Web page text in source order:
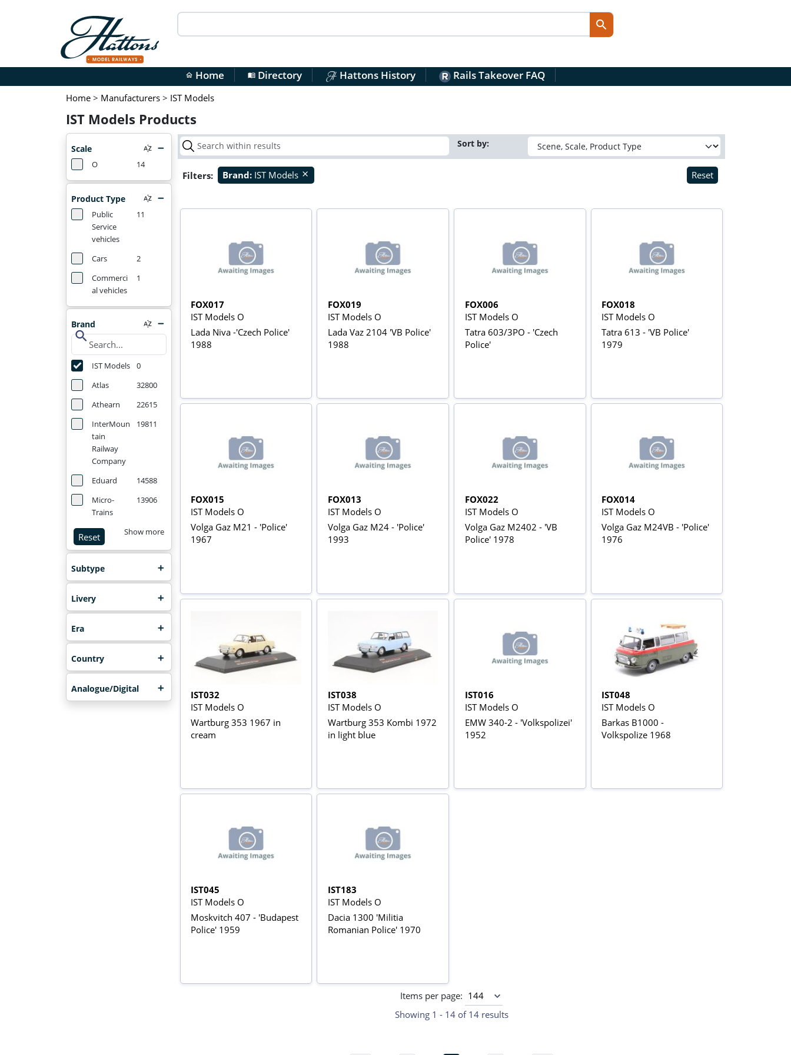
home Home menu_bookDirectory Hattons History Rails Takeover FAQ
Home > Manufacturers > IST Models
IST Models Products
Scale
O 14
Product Type
Public
Service
vehicles
11
Cars
2
Commerci
al vehicles
1
Brand
search
IST Models
0
Atlas
32800
Athearn
22615
InterMoun
tain
Railway
Company
19811
Eduard
14588
Micro-
Trains
13906
Reset Show more
Subtype
Livery
Era
Country
Analogue/Digital
Sort by:
Filters: Brand: IST Models close Reset
FOX017
IST Models O
Lada Niva -'Czech Police'
1988
FOX019
IST Models O
Lada Vaz 2104 'VB Police'
1988
FOX006
IST Models O
Tatra 603/3PO - 'Czech
Police'
FOX018
IST Models O
Tatra 613 - 'VB Police'
1979
FOX015
IST Models O
Volga Gaz M21 - 'Police'
1967
FOX013
IST Models O
Volga Gaz M24 - 'Police'
1993
FOX022
IST Models O
Volga Gaz M2402 - 'VB
Police' 1978
FOX014
IST Models O
Volga Gaz M24VB - 'Police'
1976
IST032
IST Models O
Wartburg 353 1967 in
cream
IST038
IST Models O
Wartburg 353 Kombi 1972
in light blue
IST016
IST Models O
EMW 340-2 - 'Volkspolizei'
1952
IST048
IST Models O
Barkas B1000 -
Volkspolize 1968
IST045
IST Models O
Moskvitch 407 - 'Budapest
Police' 1959
IST183
IST Models O
Dacia 1300 'Militia
Romanian Police' 1970
Items per page:
Showing 1 - 14 of 14 results